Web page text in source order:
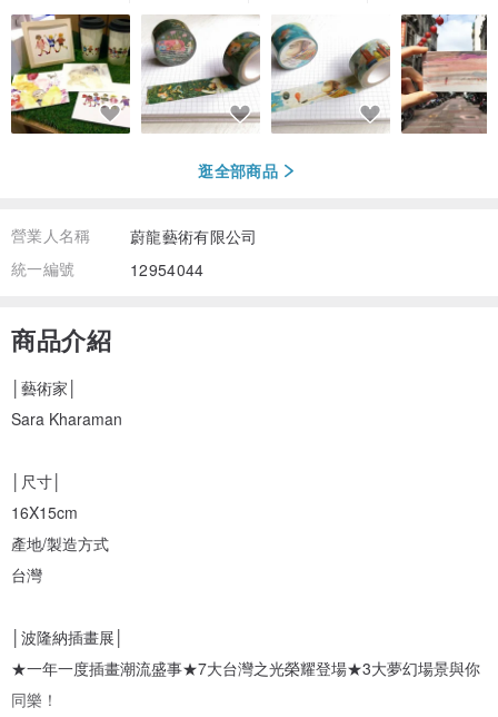
逛全部商品
營業人名稱
蔚龍藝術有限公司
統一編號
12954044
商品介紹
│藝術家│
Sara Kharaman
│尺寸│
16X15cm
產地/製造方式
台灣
│波隆納插畫展│
★一年一度插畫潮流盛事★7大台灣之光榮耀登場★3大夢幻場景與你
同樂！